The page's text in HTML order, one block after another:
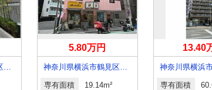
神奈川県横浜市鶴見区下末吉６丁目
5.80万円
神奈川県横浜市鶴見区鶴見中央５
専有面積 19.14m²
13.40
専有面積